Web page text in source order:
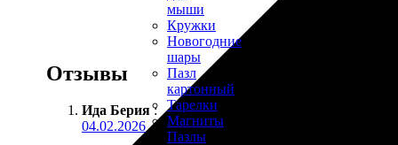
мыши
Кружки
Новогодние
шары
Пазл
картонный
Тарелки
Магниты
Пазлы
Отзывы
Ида Берия :
04.02.2026